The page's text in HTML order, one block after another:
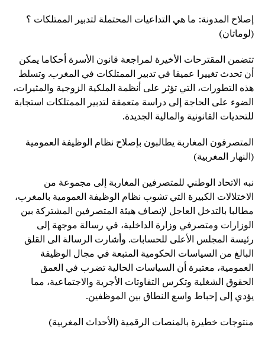
إصلاح المدونة: ما هي التداعيات المحتملة لتدبير الممتلكات ؟
(لوماتان)
تتضمن المقترحات الأخيرة لمراجعة قانون الأسرة أحكاما يمكن
أن تحدث تغييرا عميقا في تدبير الممتلكات في المغرب. وتسلط
هذه التطورات، التي تؤثر على أنظمة الملكية الزوجية والمثيرات،
الضوء على الحاجة إلى دراسة متعمقة لتدبير الممتلكات استجابة
للتحديات القانونية والمالية الجديدة.
المتصرفون المغاربة يطالبون بإصلاح نظام الوظيفة العمومية
(النهار المغربية)
نبه الاتحاد الوطني للمتصرفين المغاربة إلى مجموعة من
الاختلالات الكبيرة التي تشوب نظام الوظيفة العمومية بالمغرب،
مطالبا بالتدخل العاجل لإنصاف هيئة المتصرفين المشتركة بين
الوزارات ومتصرفي وزارة الداخلية، في رسالة موجهة إلى
رئيسة المجلس الأعلى للحسابات. وأشارت الرسالة الى القلق
البالغ من السياسات الحكومية المتبعة في مجال الوظيفة
العمومية، معتبرة أن السياسات الحالية تضرب في العمق
الحقوق الشغلية وتكرس التفاوتات الأجرية والاجتماعية، مما
يؤدي إلى إحباط واسع النطاق بين الموظفين.
منتوجات خطيرة بالمنصات الرقمية (الأحداث المغربية)